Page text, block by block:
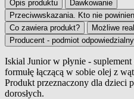
Opis produktu
Dawkowanie
Przeciwwskazania. Kto nie
Co zawiera produkt?
Możliwe
Producent - podmiot odpowiedzialny
Opis produktu
Iskial Junior w płynie -
formułę łączącą w sobie olej z
Produkt przeznaczony dla dzieci
dorosłych.